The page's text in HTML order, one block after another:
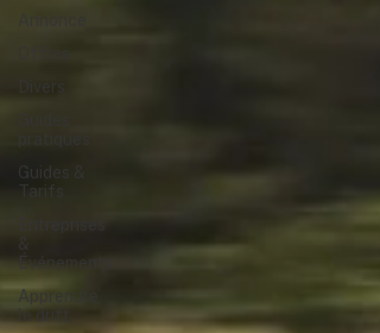
Offres
Divers
Guides &
Tarifs
&
Événements
Apprendre
le drift